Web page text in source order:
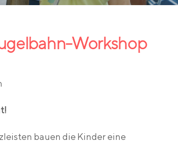
Workshop
bauen die Kinder eine